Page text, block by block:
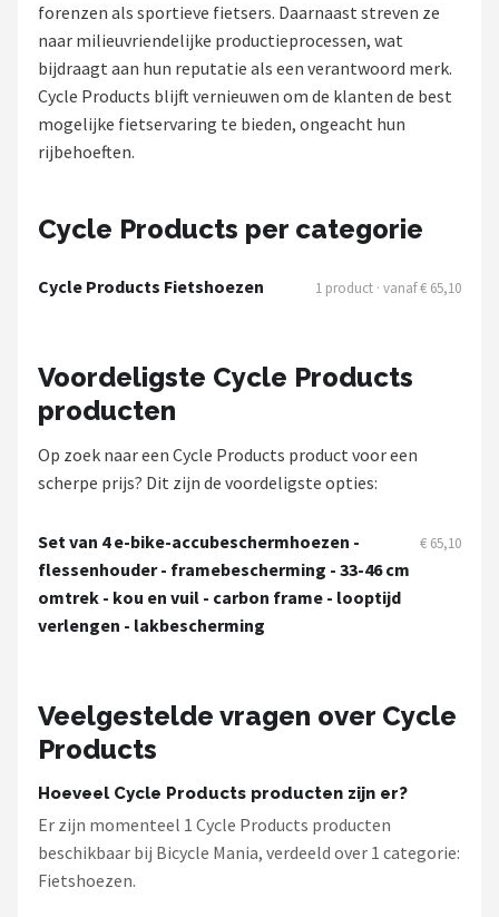
Mountainbikes
Shop
POPULAIRE MERKEN
Basil
Volare
New Looxs
Schwalbe
Voltano
Shimano
Alle merken →
forenzen als sportieve fietsers. Daarnaast streven ze
naar milieuvriendelijke productieprocessen, wat
bijdraagt aan hun reputatie als een verantwoord merk.
Cycle Products blijft vernieuwen om de klanten de best
mogelijke fietservaring te bieden, ongeacht hun
rijbehoeften.
Cycle Products per categorie
Cycle Products Fietshoezen 1 product · vanaf € 65,10
Voordeligste Cycle Products
producten
Op zoek naar een Cycle Products product voor een
scherpe prijs? Dit zijn de voordeligste opties:
Set van 4 e-bike-accubeschermhoezen -
flessenhouder - framebescherming - 33-46 cm
omtrek - kou en vuil - carbon frame - looptijd
verlengen - lakbescherming
€ 65,10
Veelgestelde vragen over Cycle
Products
Hoeveel Cycle Products producten zijn er?
Er zijn momenteel 1 Cycle Products producten
beschikbaar bij Bicycle Mania, verdeeld over 1 categorie:
Fietshoezen.